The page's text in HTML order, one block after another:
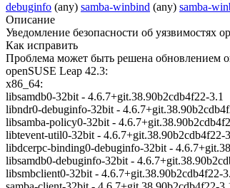
debuginfo (any) samba-winbind (any) samba-
Описание
Уведомление безопасности об уязвимостях
Как исправить
Проблема может быть решена обновлением
openSUSE Leap 42.3:
x86_64:
libsamdb0-32bit - 4.6.7+git.38.90b2cdb4f22-3.1
libndr0-debuginfo-32bit -
libsamba-policy0-32bit -
libtevent-util0-32bit - 4.6.7+git.38.90b2cdb4f22-
libdcerpc-binding0-debuginfo-32bit -
libsamdb0-debuginfo-32bit -
libsmbclient0-32bit - 4.6.7+git.38.90b2cdb4f22-